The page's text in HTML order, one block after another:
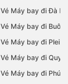
Vé Máy bay đi Đà
Vé Máy bay đi Buôn
Vé Máy bay đi Pleiku
Vé Máy bay đi Quy
Vé Máy bay đi Phú